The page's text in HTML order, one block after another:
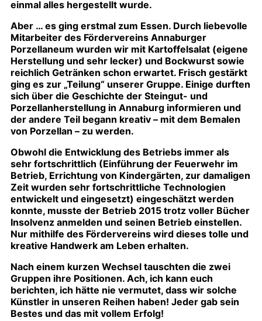
einmal alles hergestellt wurde.
Aber … es ging erstmal zum Essen. Durch liebevolle
Mitarbeiter des Fördervereins Annaburger
Porzellaneum wurden wir mit Kartoffelsalat (eigene
Herstellung und sehr lecker) und Bockwurst sowie
reichlich Getränken schon erwartet. Frisch gestärkt
ging es zur „Teilung“ unserer Gruppe. Einige durften
sich über die Geschichte der Steingut- und
Porzellanherstellung in Annaburg informieren und
der andere Teil begann kreativ – mit dem Bemalen
von Porzellan – zu werden.
Obwohl die Entwicklung des Betriebs immer als
sehr fortschrittlich (Einführung der Feuerwehr im
Betrieb, Errichtung von Kindergärten, zur damaligen
Zeit wurden sehr fortschrittliche Technologien
entwickelt und eingesetzt) eingeschätzt werden
konnte, musste der Betrieb 2015 trotz voller Bücher
Insolvenz anmelden und seinen Betrieb einstellen.
Nur mithilfe des Fördervereins wird dieses tolle und
kreative Handwerk am Leben erhalten.
Nach einem kurzen Wechsel tauschten die zwei
Gruppen ihre Positionen. Ach, ich kann euch
berichten, ich hätte nie vermutet, dass wir solche
Künstler in unseren Reihen haben! Jeder gab sein
Bestes und das mit vollem Erfolg!